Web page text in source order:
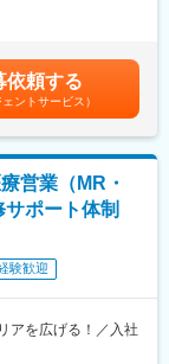
配属先のメーカー
援します。日々の
不安がある際など
手厚いと評判で
・先輩社員インタ
り、希少性も増し
行います。担当施
方後の情報収集を
ンされる可能性も
要な知識まで、同
す。
万円程度支給）※た
務5万円支給、5年
目安の金額であ
月給(月額)は固定手
依頼する
ェントサービス）
営業（MR・
ポート体制
験歓迎
アを広げる！／入社